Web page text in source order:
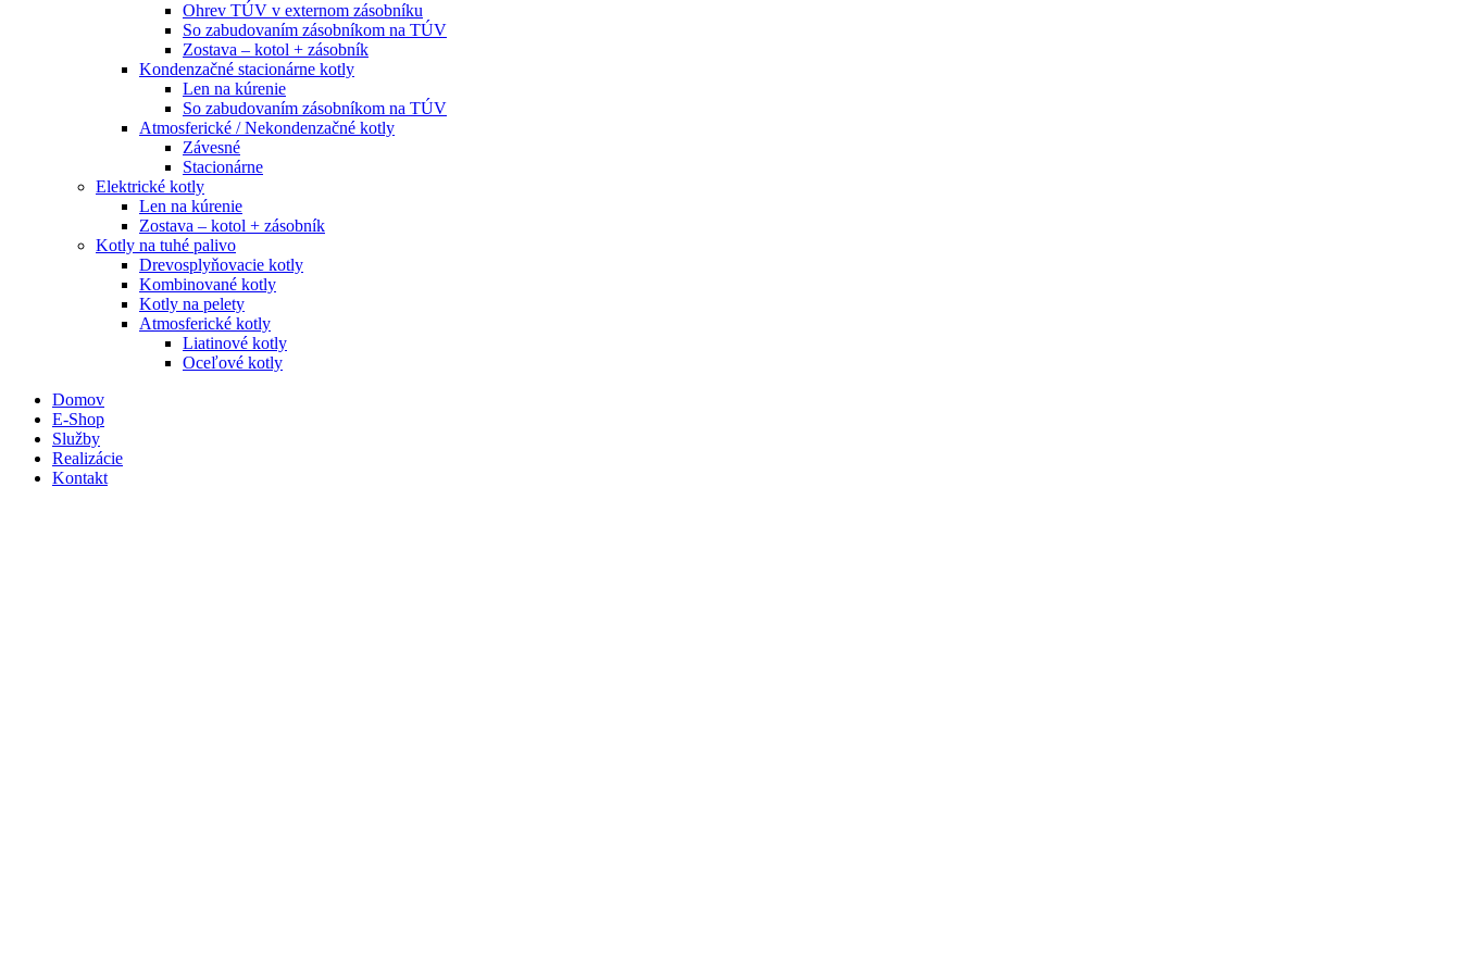
Ohrev TÚV v externom zásobníku
So zabudovaním zásobníkom na TÚV
Zostava – kotol + zásobník
Kondenzačné stacionárne kotly
Len na kúrenie
So zabudovaním zásobníkom na TÚV
Atmosferické / Nekondenzačné kotly
Závesné
Stacionárne
Elektrické kotly
Len na kúrenie
Zostava – kotol + zásobník
Kotly na tuhé palivo
Drevosplyňovacie kotly
Kombinované kotly
Kotly na pelety
Atmosferické kotly
Liatinové kotly
Oceľové kotly
Domov
E-Shop
Služby
Realizácie
Kontakt